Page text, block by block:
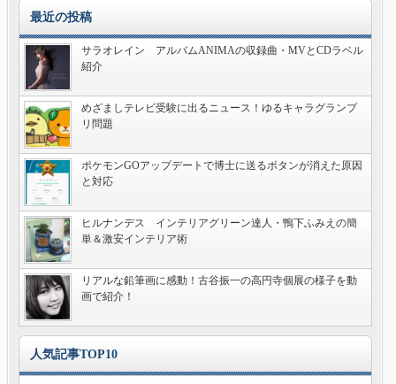
最近の投稿
サラオレイン アルバムANIMAの収録曲・MVとCDラベル
紹介
めざましテレビ受験に出るニュース！ゆるキャラグランプ
リ問題
ポケモンGOアップデートで博士に送るボタンが消えた原因
と対応
ヒルナンデス インテリアグリーン達人・鴨下ふみえの簡
単＆激安インテリア術
リアルな鉛筆画に感動！古谷振一の高円寺個展の様子を動
画で紹介！
人気記事TOP10